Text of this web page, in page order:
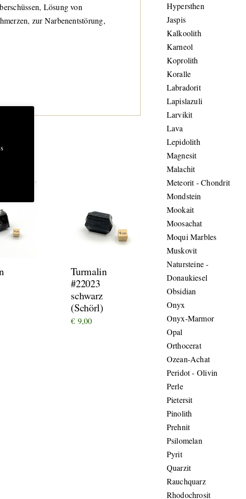
Lösung von
zur Narbenentstörung,
Turmalin
#22023
schwarz
(Schörl)
€ 9,00
Hypersthen
Jaspis
Kalkoolith
Karneol
Koprolith
Koralle
Labradorit
Lapislazuli
Larvikit
Lava
Lepidolith
Magnesit
Malachit
Meteorit - Chondrit
Mondstein
Mookait
Moosachat
Moqui Marbles
Muskovit
Natursteine -
Donaukiesel
Obsidian
Onyx
Onyx-Marmor
Opal
Orthocerat
Ozean-Achat
Peridot - Olivin
Perle
Pietersit
Pinolith
Prehnit
Psilomelan
Pyrit
Quarzit
Rauchquarz
Rhodochrosit